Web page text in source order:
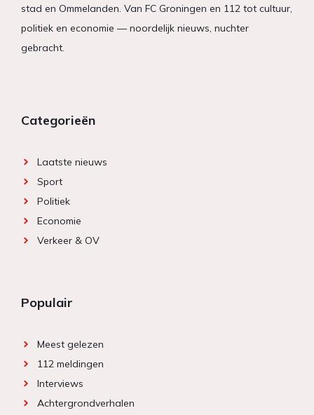
stad en Ommelanden. Van FC Groningen en 112 tot cultuur,
politiek en economie — noordelijk nieuws, nuchter
gebracht.
Categorieën
Laatste nieuws
Sport
Politiek
Economie
Verkeer & OV
Populair
Meest gelezen
112 meldingen
Interviews
Achtergrondverhalen